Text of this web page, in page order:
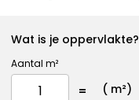
Wat is je oppervlakte?
Aantal m²
( m²)